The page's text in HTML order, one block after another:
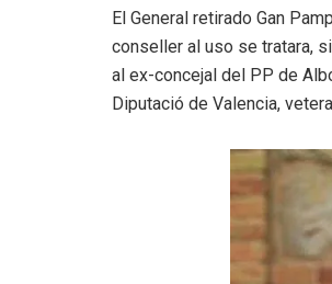
El General retirado Gan
conseller al uso se tratara,
al ex-concejal del PP de
Diputació de Valencia,